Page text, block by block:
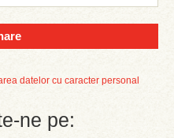
datelor cu caracter personal
ne pe: